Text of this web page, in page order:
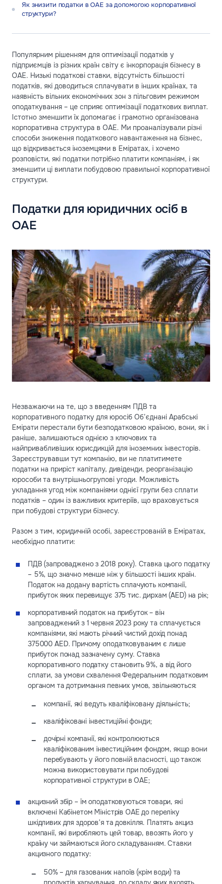
Як знизити податки в ОАЕ за допомогою корпоративної
структури?
Популярним рішенням для оптимізації податків у
підприємців із різних країн світу є інкорпорація бізнесу в
ОАЕ. Низькі податкові ставки, відсутність більшості
податків, які доводиться сплачувати в інших країнах, та
наявність вільних економічних зон з пільговим режимом
оподаткування – це сприяє оптимізації податкових виплат.
Істотно зменшити їх допомагає і грамотно організована
корпоративна структура в ОАЕ. Ми проаналізували різні
способи зниження податкового навантаження на бізнес,
що відкривається іноземцями в Еміратах, і хочемо
розповісти, які податки потрібно платити компаніям, і як
зменшити ці виплати побудовою правильної корпоративної
структури.
Податки для юридичних осіб в
ОАЕ
Незважаючи на те, що з введенням ПДВ та
корпоративного податку для юросіб Об’єднані Арабські
Емірати перестали бути безподатковою країною, вони, як і
раніше, залишаються однією з ключових та
найпривабливіших юрисдикцій для іноземних інвесторів.
Зареєструвавши тут компанію, ви не платитимете
податки на приріст капіталу, дивіденди, реорганізацію
юрособи та внутрішньогрупові угоди. Можливість
укладання угод між компаніями однієї групи без сплати
податків – один із важливих критеріїв, що враховується
при побудові структури бізнесу.
Разом з тим, юридичній особі, зареєстрованій в Еміратах,
необхідно платити:
ПДВ (запроваджено з 2018 року). Ставка цього податку
– 5%, що значно менше ніж у більшості інших країн.
Податок на додану вартість сплачують компанії,
прибуток яких перевищує 375 тис. дирхам (AED) на рік;
корпоративний податок на прибуток – він
запроваджений з 1 червня 2023 року та сплачується
компаніями, які мають річний чистий дохід понад
375000 AED. Причому оподатковуваним є лише
прибуток понад зазначену суму. Ставка
корпоративного податку становить 9%, а від його
сплати, за умови схвалення Федеральним податковим
органом та дотримання певних умов, звільняються:
компанії, які ведуть кваліфіковану діяльність;
кваліфіковані інвестиційні фонди;
дочірні компанії, які контролюються
кваліфікованим інвестиційним фондом, якщо вони
перебувають у його повній власності, що також
можна використовувати при побудові
корпоративної структури в ОАЕ;
акцизний збір – їм оподатковуються товари, які
включені Кабінетом Міністрів ОАЕ до переліку
шкідливих для здоров’я та довкілля. Платять акциз
компанії, які виробляють цей товар, ввозять його у
країну чи займаються його складуванням. Ставки
акцизного податку:
50% – для газованих напоїв (крім води) та